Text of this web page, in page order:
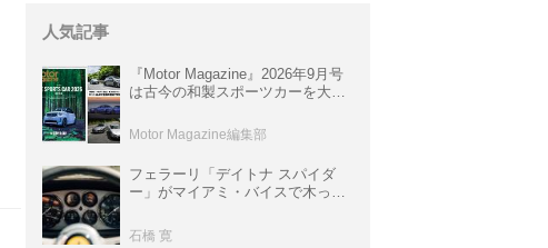
人気記事
『Motor Magazine』2026年9月号
は古今の和製スポーツカーを大特
情報も満載
Motor Magazine編集部
フェラーリ「デイトナ スパイダ
ー」がマイアミ・バイスで木っ端
サ」に化けた理由
石橋 寛